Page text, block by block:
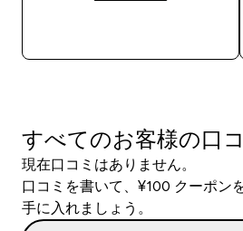
すべてのお客様の口
現在口コミはありません。
口コミを書いて、¥100 クーポン
手に入れましょう。